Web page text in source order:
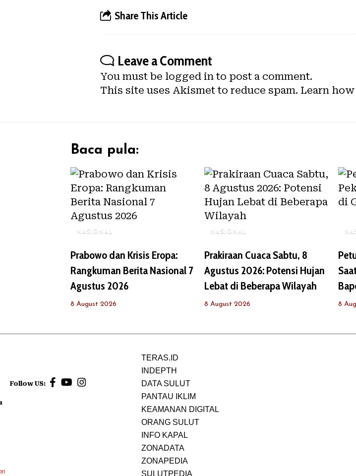
Share This Article
Leave a Comment
You must be logged in to post a comment.
This site uses Akismet to reduce spam. Learn
Baca pula:
NASIONAL
Prabowo dan Krisis Eropa:
Rangkuman Berita Nasional 7
Agustus 2026
8 August 2026
NASIONAL
Prakiraan Cuaca Sabtu, 8
Agustus 2026: Potensi Hujan
Lebat di Beberapa Wilayah
8 August 2026 8
Follow US:
TERAS.ID
INDEPTH
DATA SULUT
PANTAU IKLIM
KEAMANAN DIGITAL
ORANG SULUT
INFO KAPAL
ZONADATA
ZONAPEDIA
SULUTPEDIA